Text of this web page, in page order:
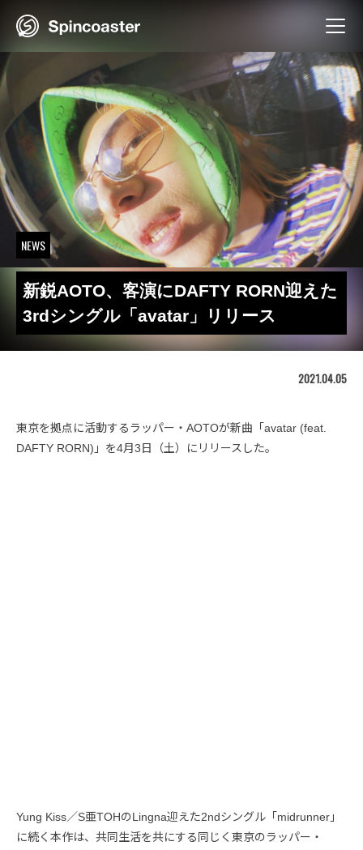
NEWS
新鋭AOTO、客演にDAFTY RORN迎えた
3rdシングル「avatar」リリース
2021.04.05
東京を拠点に活動するラッパー・AOTOが新曲「avatar (feat.
DAFTY RORN)」を4月3日（土）にリリースした。
Yung Kiss／S亜TOHのLingna迎えた2ndシングル「midrunner」
に続く本作は、共同生活を共にする同じく東京のラッパー・